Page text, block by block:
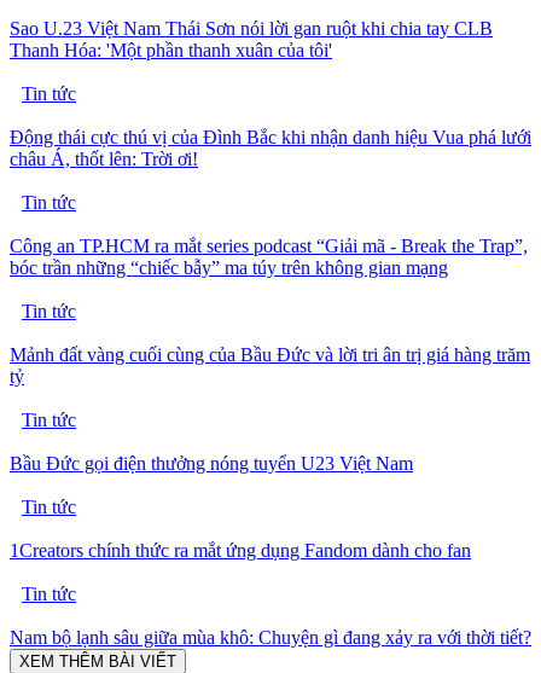
Sao U.23 Việt Nam Thái Sơn nói lời gan ruột khi chia tay CLB
Thanh Hóa: 'Một phần thanh xuân của tôi'
Tin tức
Động thái cực thú vị của Đình Bắc khi nhận danh hiệu Vua phá lưới
châu Á, thốt lên: Trời ơi!
Tin tức
Công an TP.HCM ra mắt series podcast “Giải mã - Break the Trap”,
bóc trần những “chiếc bẫy” ma túy trên không gian mạng
Tin tức
Mảnh đất vàng cuối cùng của Bầu Đức và lời tri ân trị giá hàng trăm
tỷ
Tin tức
Bầu Đức gọi điện thưởng nóng tuyển U23 Việt Nam
Tin tức
1Creators chính thức ra mắt ứng dụng Fandom dành cho fan
Tin tức
Nam bộ lạnh sâu giữa mùa khô: Chuyện gì đang xảy ra với thời tiết?
XEM THÊM BÀI VIẾT